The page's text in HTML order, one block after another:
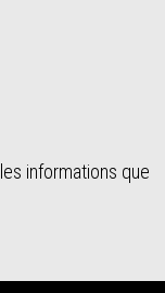
informations que